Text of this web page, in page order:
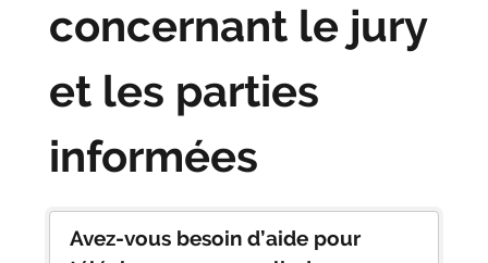
concernant le jury
et les parties
informées
Avez-vous besoin d’aide pour